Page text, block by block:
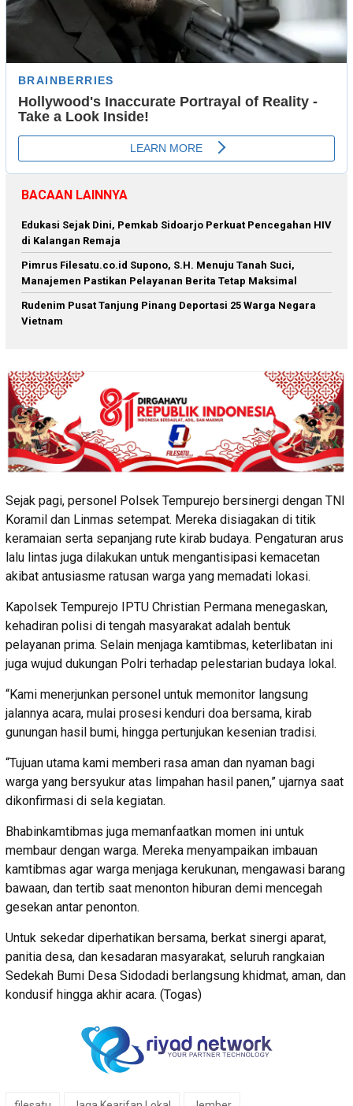
BACAAN LAINNYA
Edukasi Sejak Dini, Pemkab Sidoarjo Perkuat Pencegahan HIV
di Kalangan Remaja
Pimrus Filesatu.co.id Supono, S.H. Menuju Tanah Suci,
Manajemen Pastikan Pelayanan Berita Tetap Maksimal
Rudenim Pusat Tanjung Pinang Deportasi 25 Warga Negara
Vietnam
Sejak pagi, personel Polsek Tempurejo bersinergi dengan TNI
Koramil dan Linmas setempat. Mereka disiagakan di titik
keramaian serta sepanjang rute kirab budaya. Pengaturan arus
lalu lintas juga dilakukan untuk mengantisipasi kemacetan
akibat antusiasme ratusan warga yang memadati lokasi.
Kapolsek Tempurejo IPTU Christian Permana menegaskan,
kehadiran polisi di tengah masyarakat adalah bentuk
pelayanan prima. Selain menjaga kamtibmas, keterlibatan ini
juga wujud dukungan Polri terhadap pelestarian budaya lokal.
“Kami menerjunkan personel untuk memonitor langsung
jalannya acara, mulai prosesi kenduri doa bersama, kirab
gunungan hasil bumi, hingga pertunjukan kesenian tradisi.
“Tujuan utama kami memberi rasa aman dan nyaman bagi
warga yang bersyukur atas limpahan hasil panen,” ujarnya saat
dikonfirmasi di sela kegiatan.
Bhabinkamtibmas juga memanfaatkan momen ini untuk
membaur dengan warga. Mereka menyampaikan imbauan
kamtibmas agar warga menjaga kerukunan, mengawasi barang
bawaan, dan tertib saat menonton hiburan demi mencegah
gesekan antar penonton.
Untuk sekedar diperhatikan bersama, berkat sinergi aparat,
panitia desa, dan kesadaran masyarakat, seluruh rangkaian
Sedekah Bumi Desa Sidodadi berlangsung khidmat, aman, dan
kondusif hingga akhir acara. (Togas)